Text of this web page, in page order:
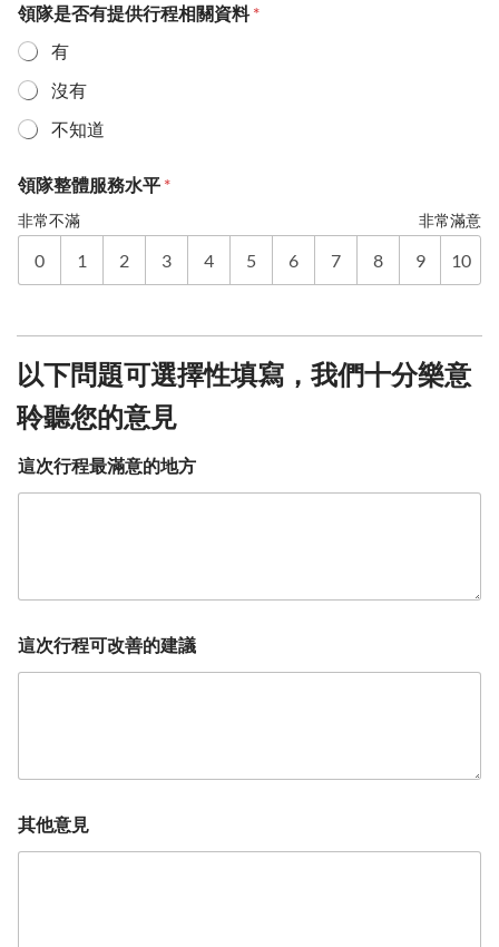
領隊是否有提供行程相關資料*
有
沒有
不知道
領隊整體服務水平 *
非常不滿 非常滿意
0 1 2 3 4 5 6 7 8 9 10
以下問題可選擇性填寫，我們十分樂意
聆聽您的意見
這次行程最滿意的地方
這次行程可改善的建議
其他意見